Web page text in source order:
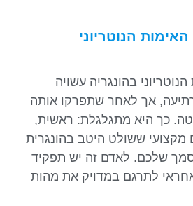
הנוטריוני
בהונגריה עשויה
אך לאחר שתפרקו אותה
כך היא מתגלגלת: ראשית,
ששולט היטב בהונגרית
שלכם. לאדם זה יש תפקיד
אחראי לתרגם במדויק את מהות